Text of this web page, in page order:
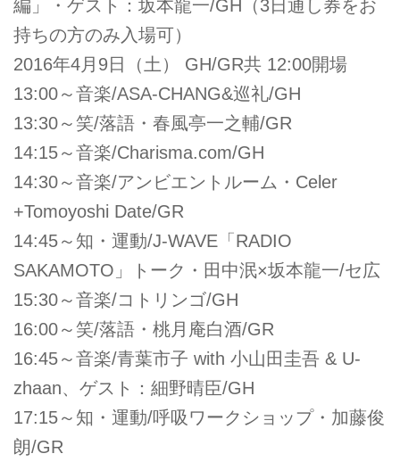
編」・ゲスト：坂本龍一/GH（3日通し券をお
持ちの方のみ入場可）
2016年4月9日（土） GH/GR共 12:00開場
13:00～音楽/ASA-CHANG&巡礼/GH
13:30～笑/落語・春風亭一之輔/GR
14:15～音楽/Charisma.com/GH
14:30～音楽/アンビエントルーム・Celer
+Tomoyoshi Date/GR
14:45～知・運動/J-WAVE「RADIO
SAKAMOTO」トーク・田中泯×坂本龍一/セ広
15:30～音楽/コトリンゴ/GH
16:00～笑/落語・桃月庵白酒/GR
16:45～音楽/青葉市子 with 小山田圭吾 & U-
zhaan、ゲスト：細野晴臣/GH
17:15～知・運動/呼吸ワークショップ・加藤俊
朗/GR